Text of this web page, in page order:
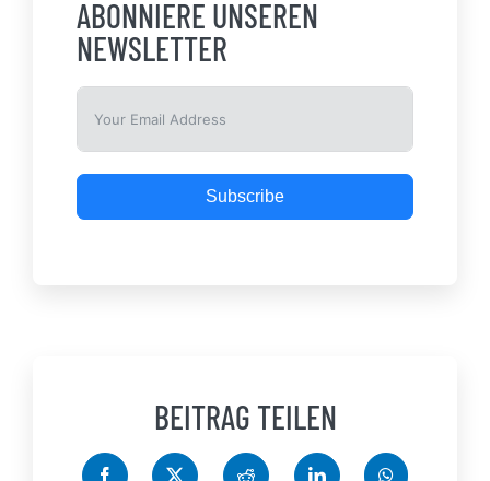
ABONNIERE UNSEREN
NEWSLETTER
Subscribe
BEITRAG TEILEN